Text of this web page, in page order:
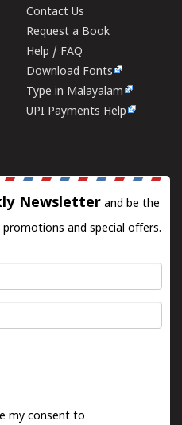
Contact Us
Request a Book
Help / FAQ
Download Fonts
Type in Malayalam
UPI Payments Help
Newsletter and be the
and special offers.
my consent to